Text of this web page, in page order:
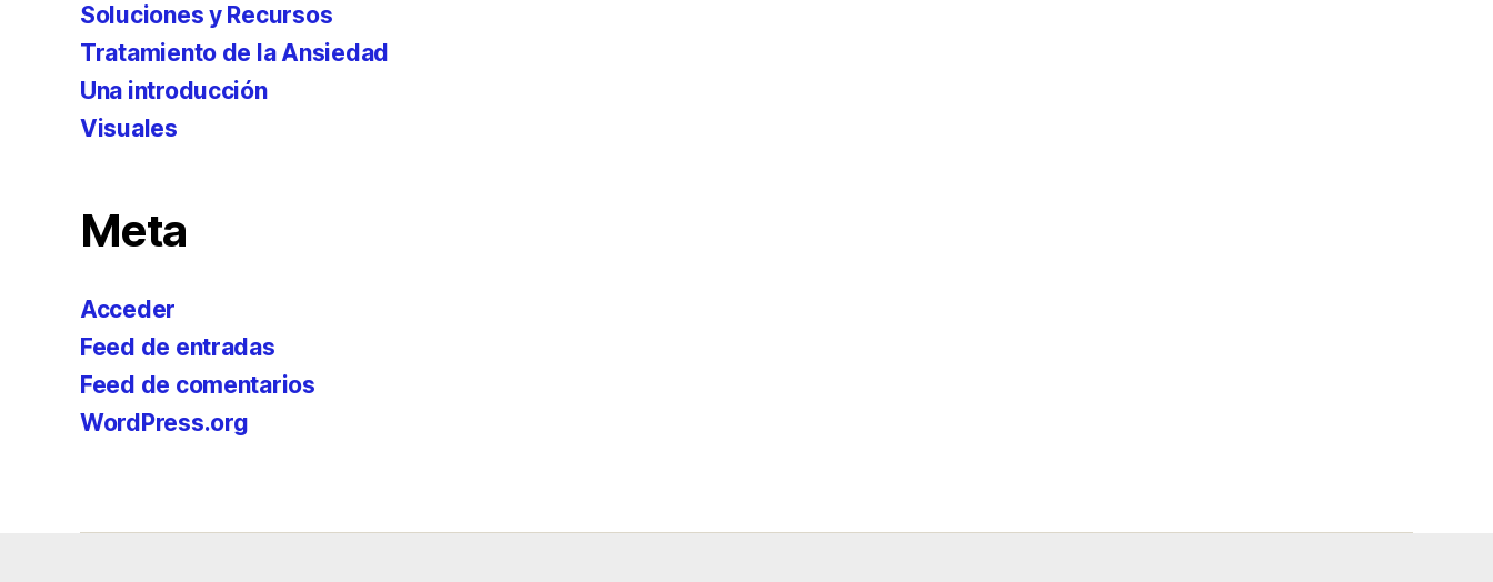
Soluciones y Recursos
Tratamiento de la Ansiedad
Una introducción
Visuales
Meta
Acceder
Feed de entradas
Feed de comentarios
WordPress.org